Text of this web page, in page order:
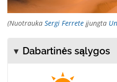
(Nuotrauka Sergi Ferrete įjungta
Dabartinės sąlygos